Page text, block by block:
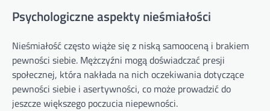
Psychologiczne aspekty nieśmiałości
Nieśmiałość często wiąże się z niską samooceną i brakiem
pewności siebie. Mężczyźni mogą doświadczać presji
społecznej, która nakłada na nich oczekiwania dotyczące
pewności siebie i asertywności, co może prowadzić do
jeszcze większego poczucia niepewności.